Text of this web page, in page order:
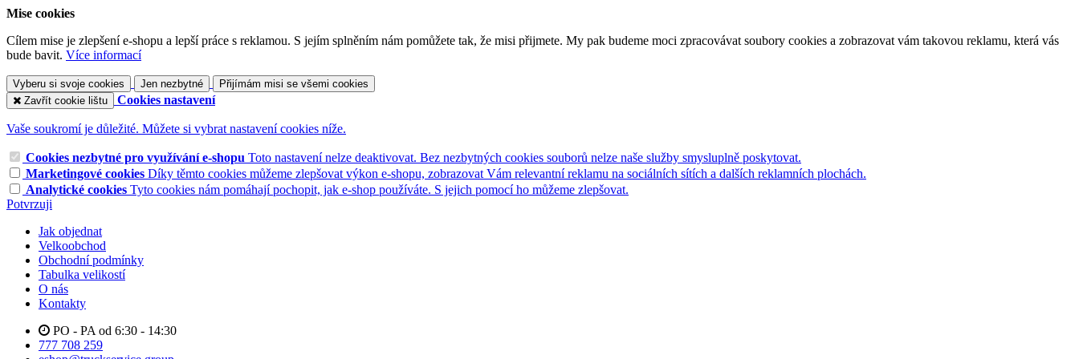
Mise cookies
Cílem mise je zlepšení e-shopu a lepší práce s reklamou. S jejím splněním nám pomůžete tak, že misi přijmete. My pak budeme moci zpracovávat soubory cookies a zobrazovat vám takovou reklamu, která vás
bude bavit. Více informací
Vyberu si svoje cookies Jen nezbytné
Přijímám misi se všemi cookies
Zavřít cookie lištu
Cookies nastavení
Vaše soukromí je důležité. Můžete si vybrat nastavení cookies níže.
Cookies nezbytné pro využívání e-shopu Toto nastavení nelze deaktivovat. Bez nezbytných cookies souborů nelze naše služby smysluplně poskytovat.
Marketingové cookies Díky těmto cookies můžeme zlepšovat výkon e-shopu, zobrazovat Vám relevantní reklamu na sociálních sítích a dalších reklamních plochách.
Analytické cookies Tyto cookies nám pomáhají pochopit, jak e-shop používáte. S jejich pomocí ho můžeme zlepšovat.
Potvrzuji
Jak objednat
Velkoobchod
Obchodní podmínky
Tabulka velikostí
O nás
Kontakty
PO - PA od 6:30 - 14:30
777 708 259